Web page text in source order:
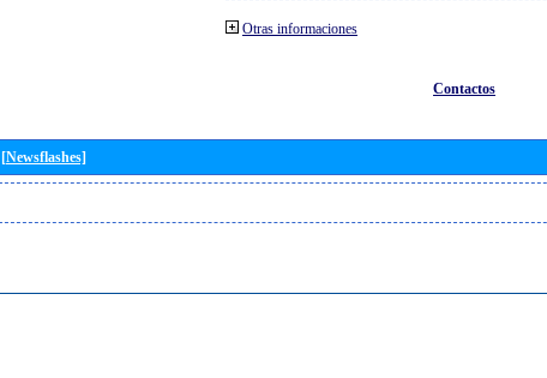
Otras informaciones
Contactos
[Newsflashes]